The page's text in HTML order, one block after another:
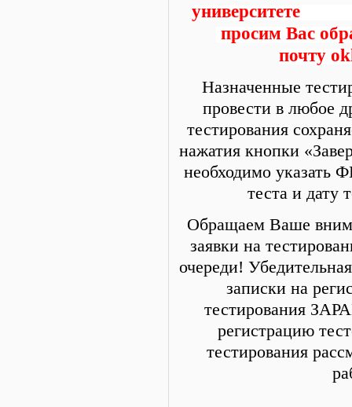
просим Вас
почту
Назначенные
провести в любое
тестирования
нажатия кнопки
необходимо указать
теста и дату
Обращаем Ваше
заявки на
очереди!
записки на
тестирования
регистрацию
тестирования